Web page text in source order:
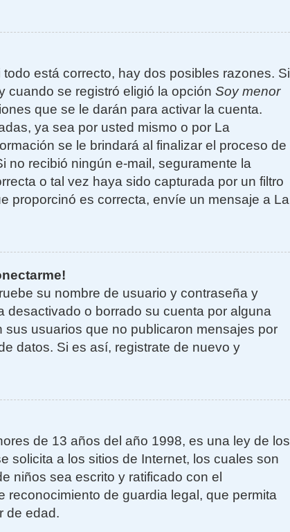
está correcto, hay dos posibles razones. Si
cuando se registró eligió la opción Soy menor
que se le darán para activar la cuenta.
ya sea por usted mismo o por La
se le brindará al finalizar el proceso de
no recibió ningún e-mail, seguramente la
o tal vez haya sido capturada por un filtro
proporcinó es correcta, envíe un mensaje a La
su nombre de usuario y contraseña y
desactivado o borrado su cuenta por alguna
usuarios que no publicaron mensajes por
datos. Si es así, registrate de nuevo y
de 13 años del año 1998, es una ley de los
solicita a los sitios de Internet, los cuales son
niños sea escrito y ratificado con el
de guardia legal, que permita
de edad.